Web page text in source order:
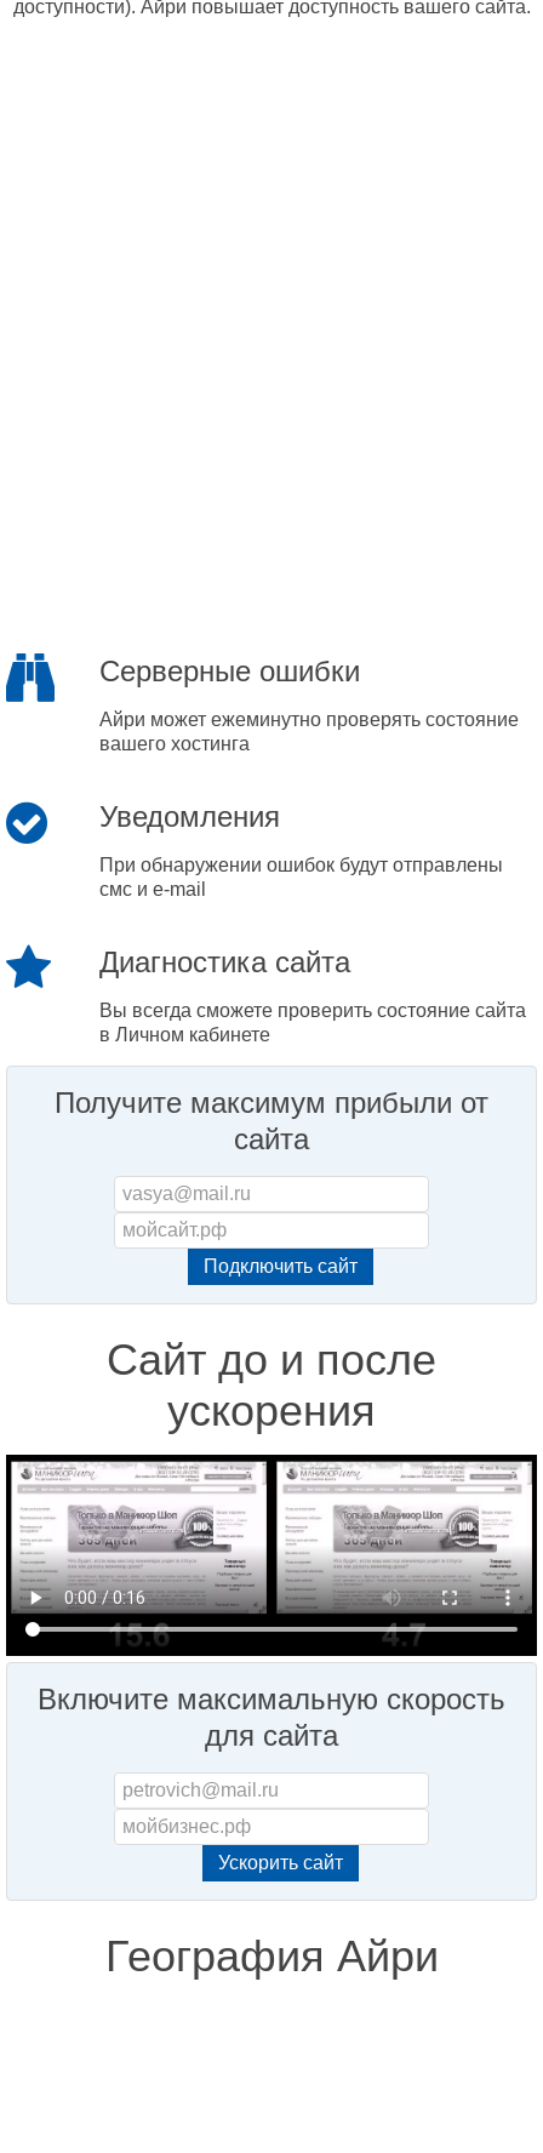
доступности). Айри повышает доступность вашего сайта.
Серверные ошибки
Айри может ежеминутно проверять состояние
вашего хостинга
Уведомления
При обнаружении ошибок будут отправлены
смс и e-mail
Диагностика сайта
Вы всегда сможете проверить состояние сайта
в Личном кабинете
Получите максимум прибыли от
сайта
Сайт до и после
ускорения
Включите максимальную скорость
для сайта
География Айри